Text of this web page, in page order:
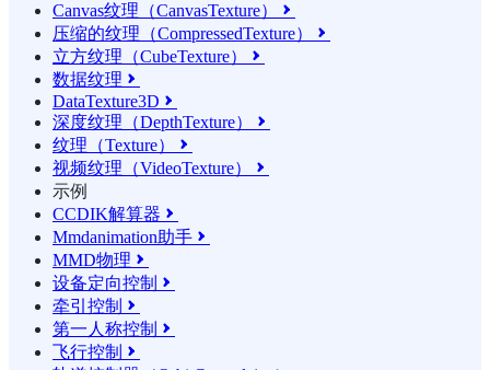
Canvas纹理（CanvasTexture）

压缩的纹理（CompressedTexture） 
立方纹理（CubeTexture） 
数据纹理 
DataTexture3D 
深度纹理（DepthTexture） 
纹理（Texture） 
视频纹理（VideoTexture） 
示例
CCDIK解算器 
Mmdanimation助手 
MMD物理 
设备定向控制 
牵引控制 
第一人称控制 
飞行控制 